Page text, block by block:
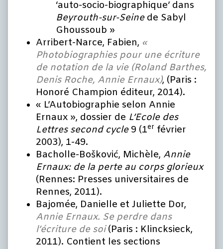
‘auto-socio-biographique’ dans
Beyrouth-sur-Seinede Sabyl
Ghoussoub »
Arribert-Narce, Fabien, «
Photobiographies pour une écriture
de notation de la vie (Roland Barthes,
Denis Roche, Annie Ernaux), (Paris :
Honoré Champion éditeur, 2014).
« L’Autobiographie selon Annie
Ernaux », dossier de L’Ecole des
Lettres second cycle9 (1er février
2003), 1-49.
Bacholle-Bošković, Michèle, Annie
Ernaux: de la perte au corps glorieux
(Rennes: Presses universitaires de
Rennes, 2011).
Bajomée, Danielle et Juliette Dor,
Annie Ernaux. Se perdre dans
l’écriture de soi(Paris : Klincksieck,
2011). Contient les sections